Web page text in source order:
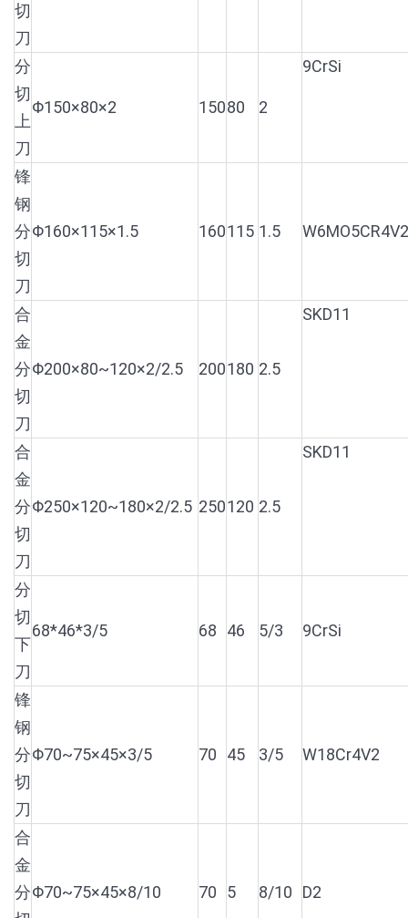
切
刀
分
切
上
刀
Φ150×80×2 15080 2
9CrSi
锋
钢
分
切
刀
Φ160×115×1.5 160115 1.5 W6MO5CR4V2
合
金
分
切
刀
Φ200×80~120×2/2.5 200180 2.5
SKD11
合
金
分
切
刀
Φ250×120~180×2/2.5 250120 2.5
SKD11
分
切
下
刀
68*46*3/5 68 46 5/3 9CrSi
锋
钢
分
切
刀
Φ70~75×45×3/5 70 45 3/5 W18Cr4V2
合
金
分Φ70~75×45×8/10 70 5 8/10 D2